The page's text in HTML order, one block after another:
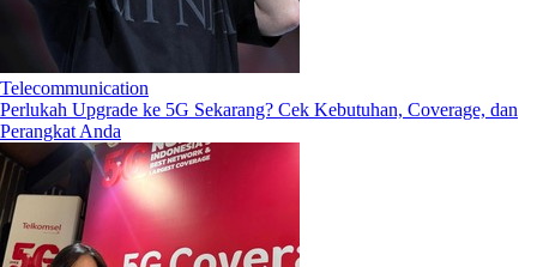
Telecommunication
Perlukah Upgrade ke 5G Sekarang? Cek Kebutuhan, Coverage, dan
Perangkat Anda